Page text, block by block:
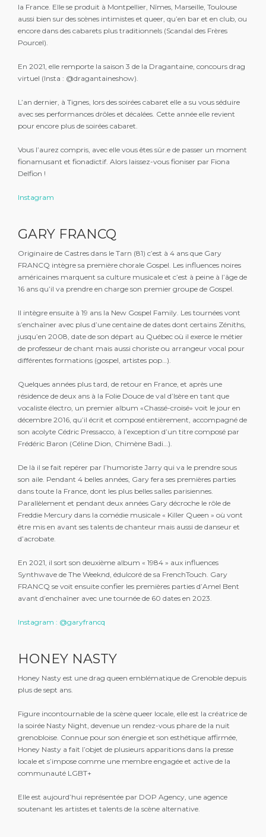
la France. Elle se produit à Montpellier, Nîmes, Marseille, Toulouse
aussi bien sur des scènes intimistes et queer, qu’en bar et en club, ou
encore dans des cabarets plus traditionnels (Scandal des Frères
Pourcel).
En 2021, elle remporte la saison 3 de la Dragantaine, concours drag
virtuel (Insta : @dragantaineshow).
L’an dernier, à Tignes, lors des soirées cabaret elle a su vous séduire
avec ses performances drôles et décalées. Cette année elle revient
pour encore plus de soirées cabaret.
Vous l’aurez compris, avec elle vous êtes sûr.e de passer un moment
fionamusant et fionadictif. Alors laissez-vous fioniser par Fiona
Delfion !
Instagram
GARY FRANCQ
Originaire de Castres dans le Tarn (81) c’est à 4 ans que Gary
FRANCQ intègre sa première chorale Gospel. Les influences noires
américaines marquent sa culture musicale et c’est à peine à l’âge de
16 ans qu’il va prendre en charge son premier groupe de Gospel.
Il intègre ensuite à 19 ans la New Gospel Family. Les tournées vont
s’enchaîner avec plus d’une centaine de dates dont certains Zéniths,
jusqu’en 2008, date de son départ au Québec où il exerce le métier
de professeur de chant mais aussi choriste ou arrangeur vocal pour
différentes formations (gospel, artistes pop…).
Quelques années plus tard, de retour en France, et après une
résidence de deux ans à la Folie Douce de val d’Isère en tant que
vocaliste électro, un premier album «Chassé-croisé» voit le jour en
décembre 2016, qu’il écrit et composé entièrement, accompagné de
son acolyte Cédric Pressacco, à l’exception d’un titre composé par
Frédéric Baron (Céline Dion, Chimène Badi…).
De là il se fait repérer par l’humoriste Jarry qui va le prendre sous
son aile. Pendant 4 belles années, Gary fera ses premières parties
dans toute la France, dont les plus belles salles parisiennes.
Parallèlement et pendant deux années Gary décroche le rôle de
Freddie Mercury dans la comédie musicale « Killer Queen » où vont
être mis en avant ses talents de chanteur mais aussi de danseur et
d’acrobate.
En 2021, il sort son deuxième album « 1984 » aux influences
Synthwave de The Weeknd, édulcoré de sa FrenchTouch. Gary
FRANCQ se voit ensuite confier les premières parties d’Amel Bent
avant d’enchaîner avec une tournée de 60 dates en 2023.
Instagram : @garyfrancq
HONEY NASTY
Honey Nasty est une drag queen emblématique de Grenoble depuis
plus de sept ans.
Figure incontournable de la scène queer locale, elle est la créatrice de
la soirée Nasty Night, devenue un rendez-vous phare de la nuit
grenobloise. Connue pour son énergie et son esthétique affirmée,
Honey Nasty a fait l’objet de plusieurs apparitions dans la presse
locale et s’impose comme une membre engagée et active de la
communauté LGBT+
Elle est aujourd’hui représentée par DOP Agency, une agence
soutenant les artistes et talents de la scène alternative.